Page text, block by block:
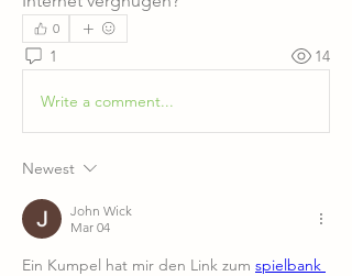
0
1 14
Write a comment...
Newest
John Wick
Mar 04
Ein Kumpel hat mir den Link zum spielbank